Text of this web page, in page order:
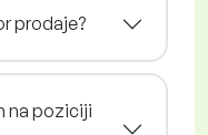
prodaje?
na poziciji